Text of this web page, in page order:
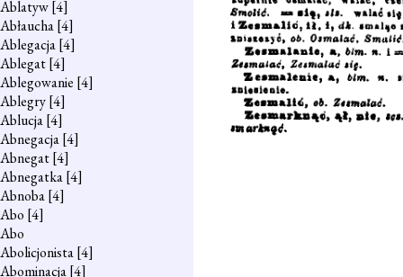
Ablatyw[4]
Abłaucha[4]
Ablegacja[4]
Ablegat[4]
Ablegowanie [4]
Ablegry[4]
Ablucja[4]
Abnegacja[4]
Abnegat[4]
Abnegatka[4]
Abnoba[4]
Abo [4]
Abo
Abolicjonista[4]
Abominacja[4]